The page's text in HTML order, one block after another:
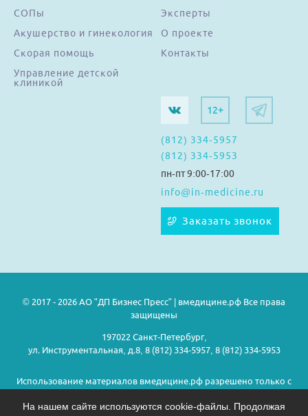
СОПы
Акушерство и гинекология
Скорая помощь
Управление детской
клиникой
Эксперты
О проекте
Контакты
12+
(812) 334-5957
(812) 334-5953
пн-пт 9:00-17:00
info@in-medicine.ru
Заказать звонок
© 2017 - 2026 АО "ДП Бизнес Пресс" | вмедицине.рф Все права
защищены
197022 Санкт-Петербург,
ул. Инструментальная, д.8, 8 (812) 334-5957, 8 (812) 334-5953
Использование материалов вмедицине.рф разрешено только с
На нашем сайте используются cookie-файлы. Продолжая